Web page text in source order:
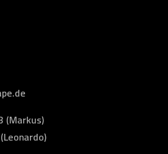
(Markus)